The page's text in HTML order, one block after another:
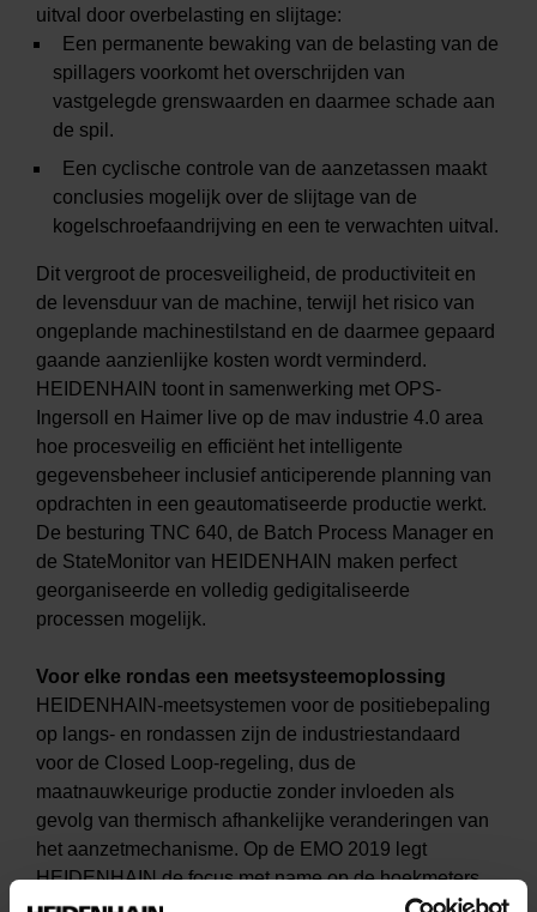
uitval door overbelasting en slijtage:
Een permanente bewaking van de belasting van de
spillagers voorkomt het overschrijden van
vastgelegde grenswaarden en daarmee schade aan
de spil.
Een cyclische controle van de aanzetassen maakt
conclusies mogelijk over de slijtage van de
kogelschroefaandrijving en een te verwachten uitval.
Dit vergroot de procesveiligheid, de productiviteit en
de levensduur van de machine, terwijl het risico van
ongeplande machinestilstand en de daarmee gepaard
gaande aanzienlijke kosten wordt verminderd.
HEIDENHAIN toont in samenwerking met OPS-
Ingersoll en Haimer live op de mav industrie 4.0 area
hoe procesveilig en efficiënt het intelligente
gegevensbeheer inclusief anticiperende planning van
opdrachten in een geautomatiseerde productie werkt.
De besturing TNC 640, de Batch Process Manager en
de StateMonitor van HEIDENHAIN maken perfect
georganiseerde en volledig gedigitaliseerde
processen mogelijk.
Voor elke rondas een meetsysteemoplossing
HEIDENHAIN-meetsystemen voor de positiebepaling
op langs- en rondassen zijn de industriestandaard
voor de Closed Loop-regeling, dus de
maatnauwkeurige productie zonder invloeden als
gevolg van thermisch afhankelijke veranderingen van
het aanzetmechanisme. Op de EMO 2019 legt
HEIDENHAIN de focus met name op de hoekmeters
en toont samen met AMO-oplossingen voor elke